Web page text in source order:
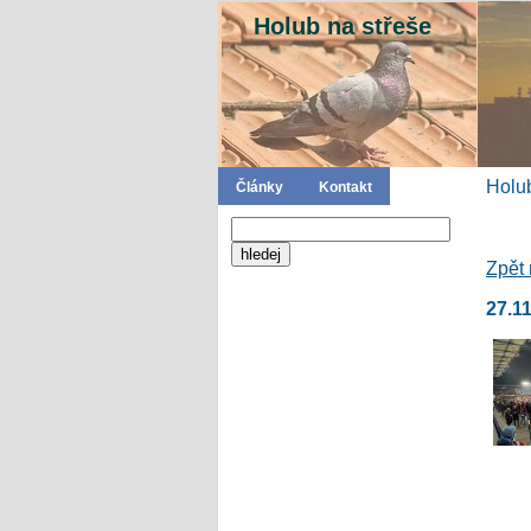
Holub na střeše
Články Kontakt
Zpět